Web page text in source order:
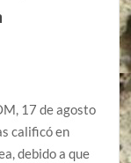
17 de agosto
calificó en
debido a que